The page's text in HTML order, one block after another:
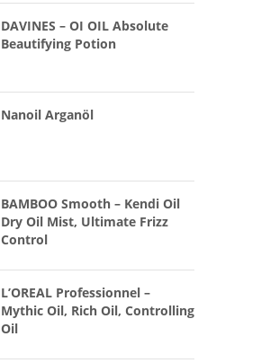
DAVINES – OI OIL Absolute
Beautifying Potion
Nanoil Arganöl
BAMBOO Smooth – Kendi Oil
Dry Oil Mist, Ultimate Frizz
Control
L’OREAL Professionnel –
Mythic Oil, Rich Oil, Controlling
Oil